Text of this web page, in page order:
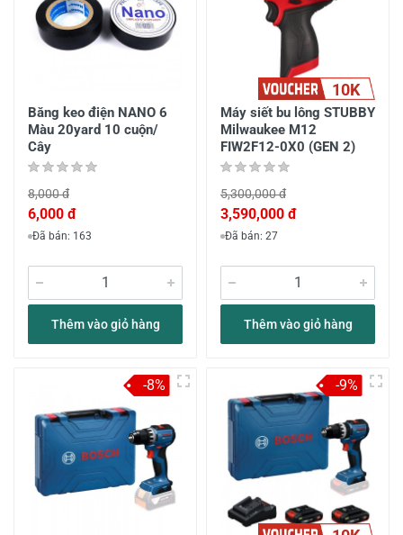
Băng keo điện NANO 6
Màu 20yard 10 cuộn/
Cây
8,000 đ
6,000 đ
Đã bán: 163
Thêm vào giỏ hàng
10K
Máy siết bu lông STUBBY
Milwaukee M12
FIW2F12-0X0 (GEN 2)
5,300,000 đ
3,590,000 đ
Đã bán: 27
Thêm vào giỏ hàng
-8% -9%